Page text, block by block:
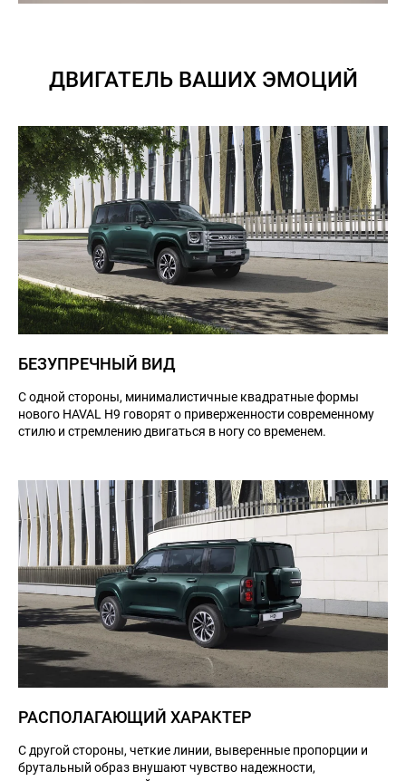
ДВИГАТЕЛЬ ВАШИХ ЭМОЦИЙ
БЕЗУПРЕЧНЫЙ ВИД
С одной стороны, минималистичные квадратные формы
нового HAVAL H9 говорят о приверженности современному
стилю и стремлению двигаться в ногу со временем.
РАСПОЛАГАЮЩИЙ ХАРАКТЕР
С другой стороны, четкие линии, выверенные пропорции и
брутальный образ внушают чувство надежности,